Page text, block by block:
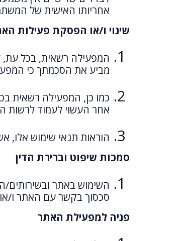
אחריותו האישית של
שינוי ו/או הפסקת פעילות
המפעילה רשאית, בכל עת,
מביע את הסכמתך כי
כמו כן, המפעילה רשאית
אחר העשוי לעמוד לרשות
הוראות תנאי שימוש אלו,
סמכות שיפוט וברירת הדין
השימוש באתר ובשירותים/
סכסוך בקשר עם האתר ו/
פניה למפעילת האתר